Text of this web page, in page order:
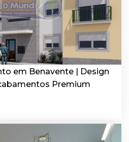
em Benavente | Design
Premium